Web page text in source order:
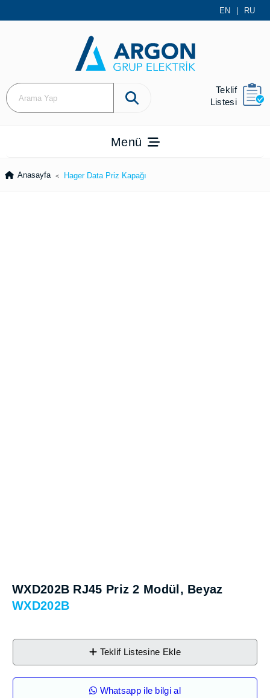
EN | RU
Teklif
Listesi
Menü
Anasayfa Hager Data Priz Kapağı
WXD202B RJ45 Priz 2 Modül, Beyaz
WXD202B
Teklif Listesine Ekle
Whatsapp ile bilgi al